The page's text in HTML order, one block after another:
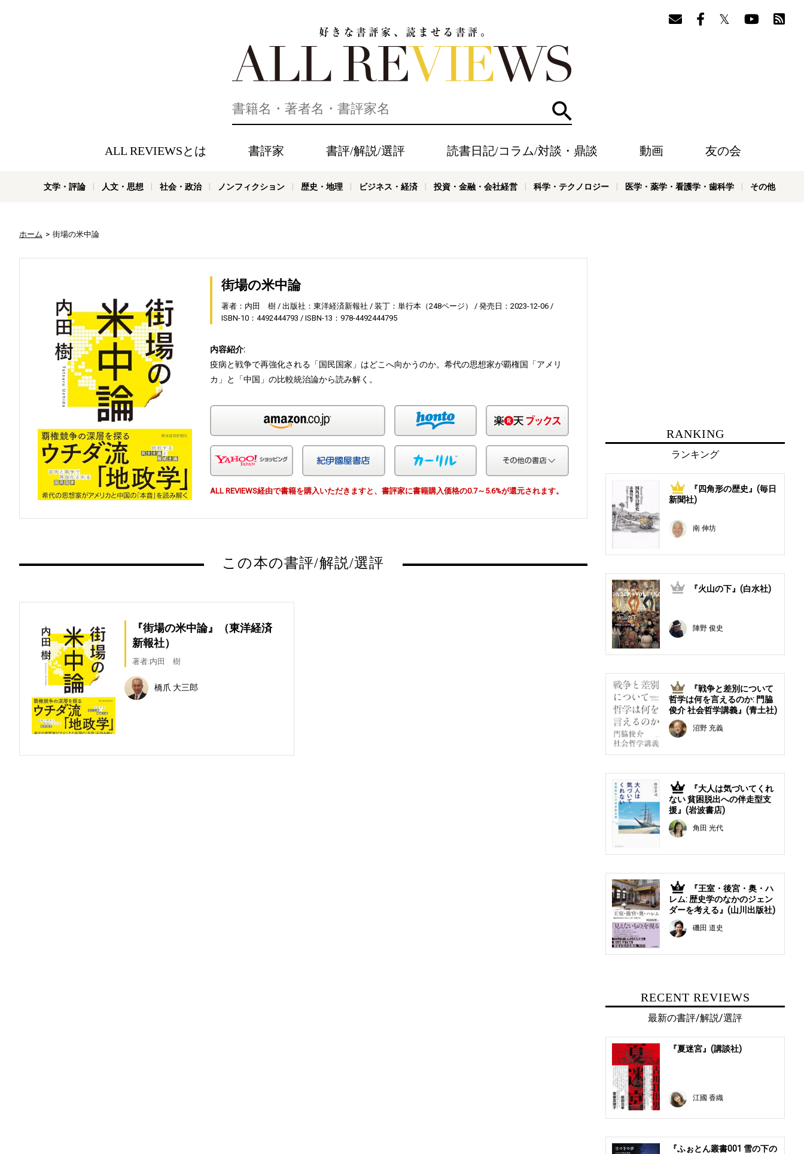
検索
ALL REVIEWSとは 書評家 書評/解説/選評 読書日記/コラム/対談・鼎談 動画 友の会
文学・評論 人文・思想 社会・政治 ノンフィクション 歴史・地理 ビジネス・経済 投資・金融・会社経営 科学・テクノロジー 医学・薬学・看護学・歯科学 その他
ホーム 街場の米中論
街場の米中論
著者：内田 樹 出版社：東洋経済新報社 装丁：単行本（248ページ）
発売日：2023-12-06
ISBN-10：4492444793
ISBN-13：978-4492444795
内容紹介:
疫病と戦争で再強化される「国民国家」はどこへ向かうのか。希代の思想家が覇権国「アメリ
カ」と「中国」の比較統治論から読み解く。
Yahoo!ショッピング
ALL REVIEWS経由で書籍を購入いただきますと、書評家に書籍購入価格の0.7～5.6%が還元されます。
この本の書評/解説/選評
『街場の米中論』（東洋経済
新報社）
著者:内田 樹
橋爪 大三郎
RANKING
ランキング
1
『四角形の歴史』(毎日
新聞社)
南 伸坊
2 『火山の下』(白水社)
陣野 俊史
3
『戦争と差別について
哲学は何を言えるのか: 門脇
俊介 社会哲学講義』(青土社)
沼野 充義
4
『大人は気づいてくれ
ない 貧困脱出への伴走型支
援』(岩波書店)
角田 光代
5
『王室・後宮・奥・ハ
レム: 歴史学のなかのジェン
ダーを考える』(山川出版社)
磯田 道史
RECENT REVIEWS
最新の書評/解説/選評
『夏迷宮』(講談社)
江國 香織
『ふぉとん叢書001 雪の下の